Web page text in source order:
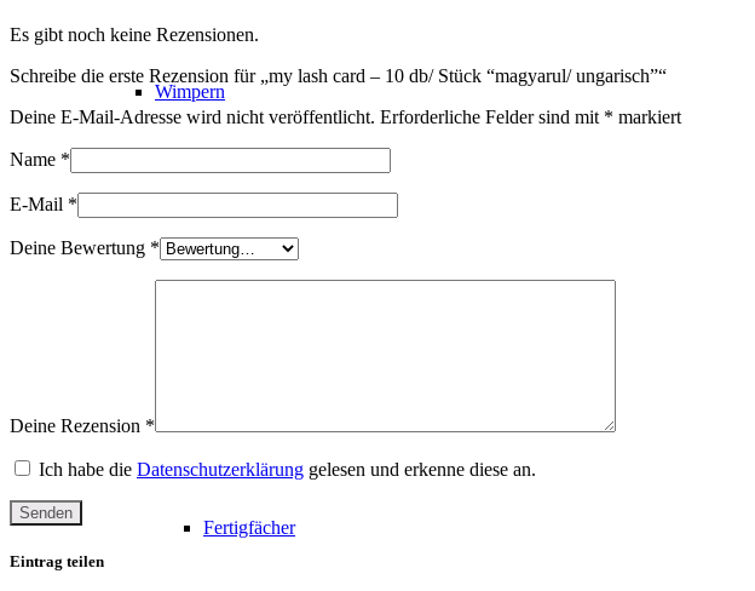
Wimpern
Premium Wimpern
Fertigfächer
Es gibt noch keine Rezensionen.
Schreibe die erste Rezension für „my lash card – 10 db/ Stück “magyarul/ ungarisch”“
Deine E-Mail-Adresse wird nicht veröffentlicht. Erforderliche Felder sind mit * markiert
Name *
E-Mail *
Deine Bewertung *
Deine Rezension *
Ich habe die Datenschutzerklärung gelesen und erkenne diese an.
Eintrag teilen